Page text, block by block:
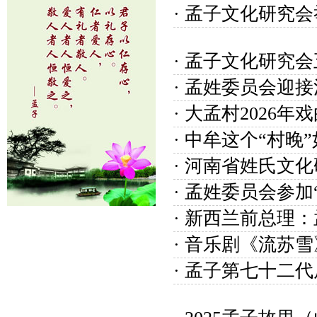
· 孟子文化研究
· 孟子文化研究
· 孟姓委员会迎
· 大孟村2026年
· 中牟这个“村
· 河南省姓氏文
· 孟姓委员会参
· 新西兰前总理
· 音乐剧《流苏
· 孟子第七十二